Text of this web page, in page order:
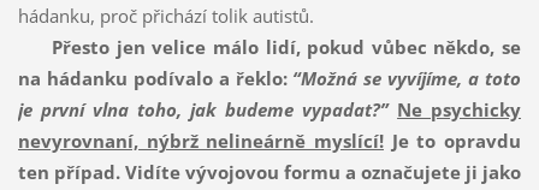
hádanku, proč přichází tolik autistů.
Přesto jen velice málo lidí, pokud vůbec někdo, se
na hádanku podívalo a řeklo: “Možná se vyvíjíme, a toto
je první vlna toho, jak budeme vypadat?” Ne psychicky
nevyrovnaní, nýbrž nelineárně myslící! Je to opravdu
ten případ. Vidíte vývojovou formu a označujete ji jako